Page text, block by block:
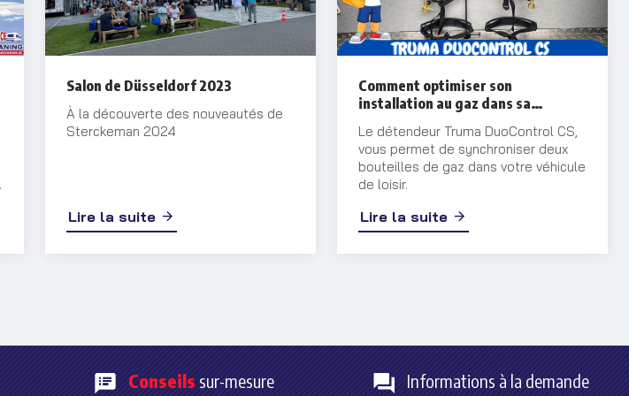
Salon de Düsseldorf 2023
À la découverte des nouveautés de
Sterckeman 2024
Lire la suite
Comment optimiser son
installation au gaz dans sa
Le détendeur Truma DuoControl CS,
vous permet de synchroniser deux
bouteilles de gaz dans votre véhicule
de loisir.
Lire la suite
Conseilssur-mesure Informations à la demande